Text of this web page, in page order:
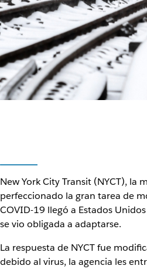
New York City Transit (NYCT),
perfeccionado la gran tarea de
COVID-19 llegó a Estados
se vio obligada a adaptarse.
La respuesta de NYCT fue
debido al virus, la agencia les